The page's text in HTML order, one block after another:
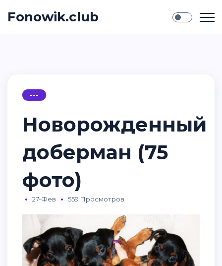
Fonowik.club
---
Новорожденный
доберман (75
фото)
27-Фев 559 Просмотров